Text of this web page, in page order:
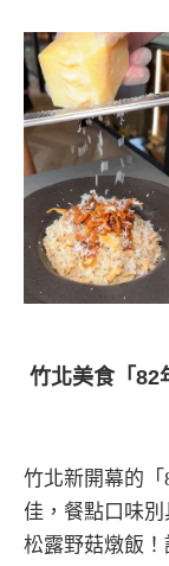
竹北美食「82
竹北新開幕的
佳，餐點口味
松露野菇燉飯！